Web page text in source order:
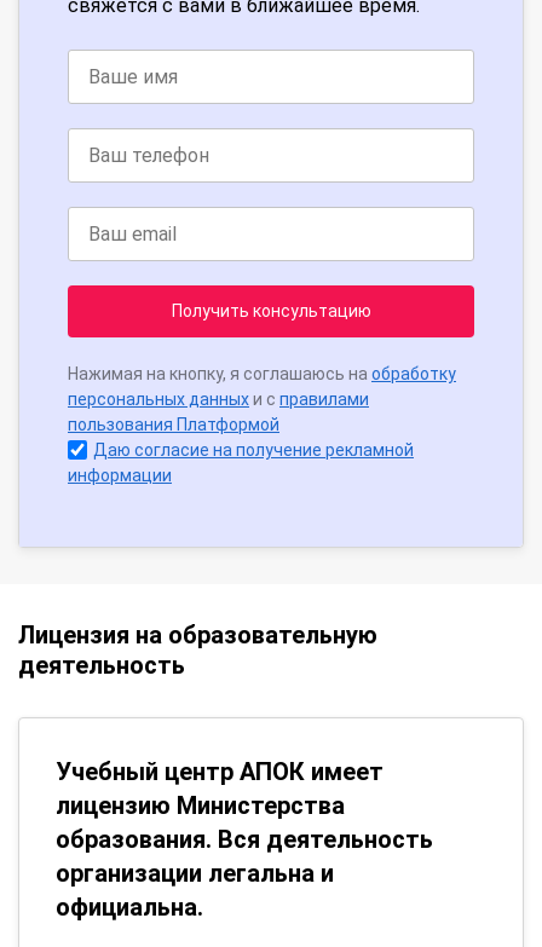
свяжется с вами в ближайшее время.
Получить консультацию
Нажимая на кнопку, я соглашаюсь на обработку
персональных данныхи с правилами
пользования Платформой
Даю согласие на получение рекламной
информации
Лицензия на образовательную
деятельность
Учебный центр АПОК имеет
лицензию Министерства
образования. Вся деятельность
организации легальна и
официальна.